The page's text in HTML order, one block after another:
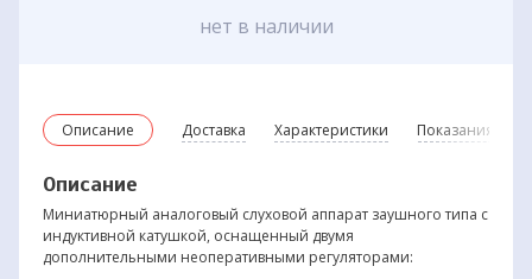
Описание Доставка Характеристики Показания и
Описание
Миниатюрный аналоговый слуховой аппарат заушного типа с
индуктивной катушкой, оснащенный двумя
дополнительными неоперативными регуляторами:
нет в наличии